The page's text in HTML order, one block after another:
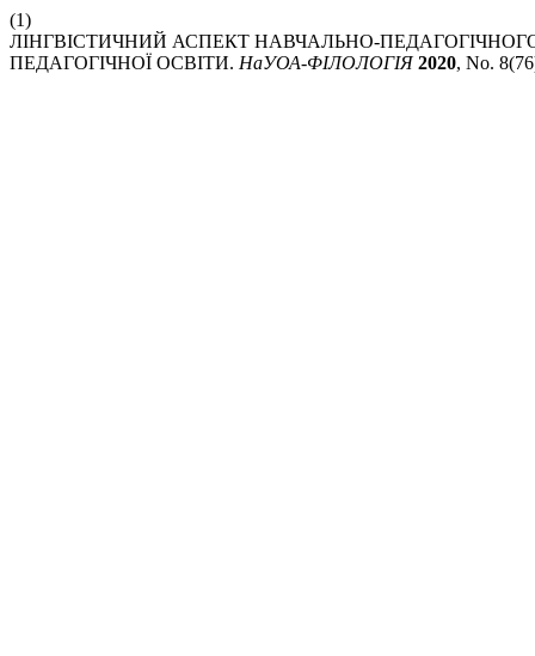
(1)
ЛІНГВІСТИЧНИЙ АСПЕКТ НАВЧАЛЬНО-
ПЕДАГОГІЧНОЇ ОСВІТИ. НаУОА-ФІЛОЛОГІЯ 2020, No.